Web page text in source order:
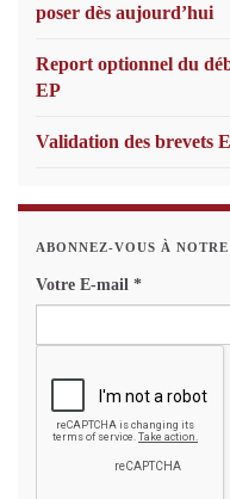
poser dès aujourd’hui
Report optionnel du
EP
Validation des brevets
ABONNEZ-VOUS À
Votre E-mail *